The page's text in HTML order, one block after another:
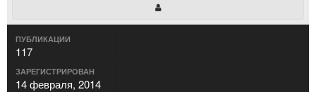
ПУБЛИКАЦИИ
117
ЗАРЕГИСТРИРОВАН
14 февраля, 2014